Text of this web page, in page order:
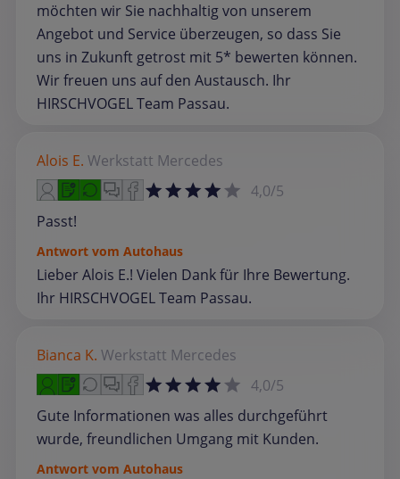
möchten wir Sie nachhaltig von unserem
Angebot und Service überzeugen, so dass Sie
uns in Zukunft getrost mit 5* bewerten können.
Wir freuen uns auf den Austausch. Ihr
HIRSCHVOGEL Team Passau.
Alois E. Werkstatt Mercedes
4,0/5
Passt!
Antwort vom Autohaus
Lieber Alois E.! Vielen Dank für Ihre Bewertung.
Ihr HIRSCHVOGEL Team Passau.
Bianca K. Werkstatt Mercedes
4,0/5
Gute Informationen was alles durchgeführt
wurde, freundlichen Umgang mit Kunden.
Antwort vom Autohaus